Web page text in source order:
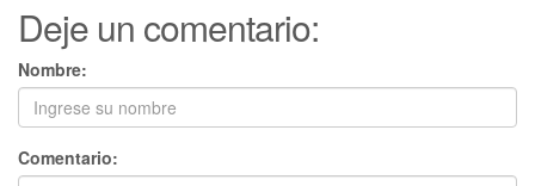
Deje un comentario:
Nombre:
Comentario: